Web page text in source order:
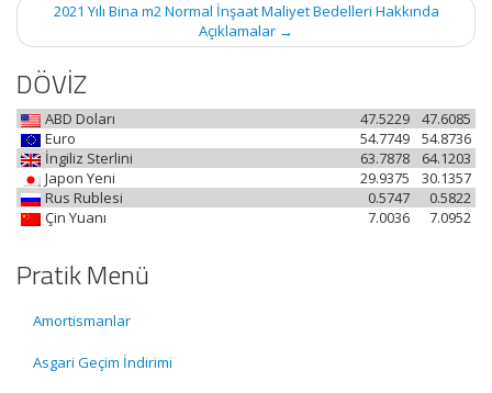
2021 Yılı Bina m2 Normal İnşaat Maliyet Bedelleri Hakkında
Açıklamalar →
DÖVİZ
ABD Doları 47.6085
47.5229
Euro
54.8736
54.7749
İngiliz Sterlini
64.1203
63.7878
Japon Yeni
30.1357
29.9375
Rus Rublesi
0.5822
0.5747
Çin Yuanı
7.0952
7.0036
Pratik Menü
Amortismanlar
Asgari Geçim İndirimi